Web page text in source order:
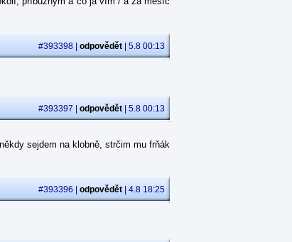
#393398 | odpovědět | 5.8 00:13
#393397 | odpovědět | 5.8 00:13
sejdem na klobně, strčim mu frňák
#393396 | odpovědět | 4.8 18:25